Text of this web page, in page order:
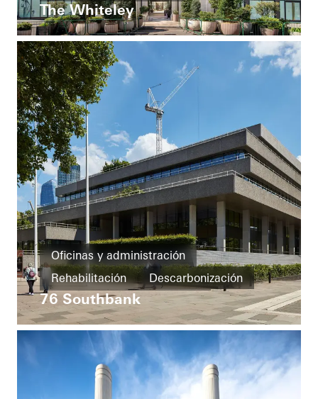
Ventanas
Fachadas
United Kingdom
The Whiteley
Oficinas y administración
Rehabilitación
Descarbonización
Protección contra incendios
Ventanas
Puertas
Fachadas
Protección solar
Automatización
United Kingdom
76 Southbank